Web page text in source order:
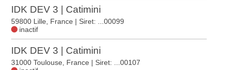
IDK DEV 3 | Catimini
59800 Lille, France | Siret: ...00099
inactif
IDK DEV 3 | Catimini
31000 Toulouse, France | Siret: ...00107